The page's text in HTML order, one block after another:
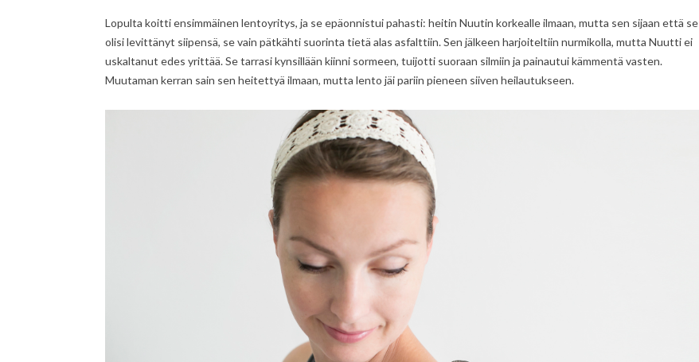
Lopulta koitti ensimmäinen lentoyritys, ja se epäonnistui pahasti: heitin Nuutin korkealle ilmaan, mutta sen sijaan että se
olisi levittänyt siipensä, se vain pätkähti suorinta tietä alas asfalttiin. Sen jälkeen harjoiteltiin nurmikolla, mutta Nuutti ei
uskaltanut edes yrittää. Se tarrasi kynsillään kiinni sormeen, tuijotti suoraan silmiin ja painautui kämmentä vasten.
Muutaman kerran sain sen heitettyä ilmaan, mutta lento jäi pariin pieneen siiven heilautukseen.